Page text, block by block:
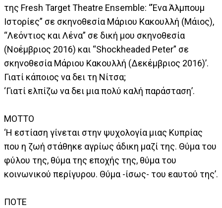
της Fresh Target Theatre Ensemble: “Ένα Άλμπουμ
Ιστορίες” σε σκηνοθεσία Μάριου Κακουλλή (Μάιος),
“Λεόντιος και Λένα” σε δική μου σκηνοθεσία
(Νοέμβριος 2016) και “Shockheaded Peter” σε
σκηνοθεσία Μάριου Κακουλλή (Δεκέμβριος 2016)’.
Γιατί κάποιος να δει τη Νίτσα;
‘Γιατί ελπίζω να δει μια πολύ καλή παράσταση’.
ΜΟΤΤΟ
‘Η εστίαση γίνεται στην ψυχολογία μιας Κυπρίας
που η ζωή στάθηκε αγρίως άδικη μαζί της. Θύμα του
φύλου της, θύμα της εποχής της, θύμα του
κοινωνικού περίγυρου. Θύμα -ίσως- του εαυτού της’.
ΠΟΤΕ